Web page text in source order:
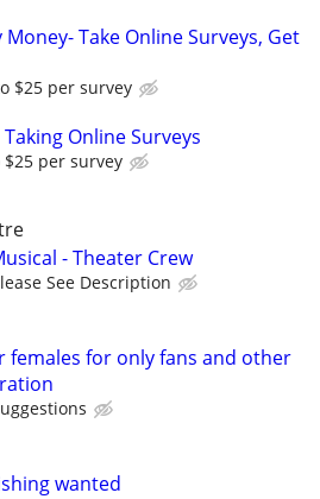
Money- Take Online Surveys, Get
$25 per survey
Taking Online Surveys
per survey
- Theater Crew
See Description
females for only fans and other
wanted